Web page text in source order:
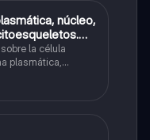
núcleo,
eucariota
la célula
plasmática,
citoesqueleto.